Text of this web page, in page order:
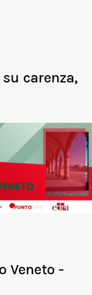
carenza,
Veneto -